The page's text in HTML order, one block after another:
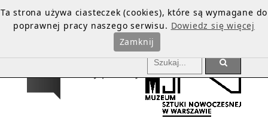
Ta strona używa ciasteczek (cookies), które są wymagane do
poprawnej pracy naszego serwisu. Dowiedz się więcej
Zamknij